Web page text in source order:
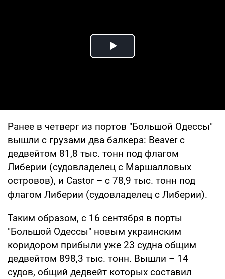
Play Video
Ранее в четверг из портов "Большой Одессы"
вышли с грузами два балкера: Beaver с
дедвейтом 81,8 тыс. тонн под флагом
Либерии (судовладелец с Маршалловых
островов), и Castor – с 78,9 тыс. тонн под
флагом Либерии (судовладелец с Либерии).
Таким образом, с 16 сентября в порты
"Большой Одессы" новым украинским
коридором прибыли уже 23 судна общим
дедвейтом 898,3 тыс. тонн. Вышли – 14
судов, общий дедвейт которых составил